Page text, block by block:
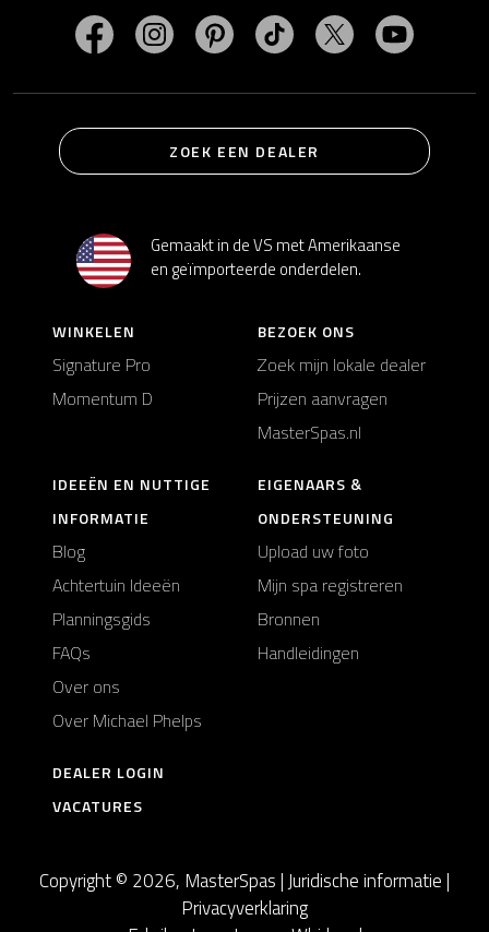
Bezoek MasterSpas op Facebook
Bezoek MasterSpas op Instagram
Bezoek MasterSpas op Pinterest
Bezoek MasterSpas op
BezoekBezoek
Gemaakt in de VS met Amerikaanse
en geïmporteerde onderdelen.
ZOEK EEN DEALER
WINKELEN
Signature Pro
Momentum D
BEZOEK ONS
Zoek mijn lokale dealer
Prijzen aanvragen
MasterSpas.nl
IDEEËN EN NUTTIGE
INFORMATIE
Blog
Achtertuin Ideeën
Planningsgids
FAQs
Over ons
Over Michael Phelps
EIGENAARS &
ONDERSTEUNING
Upload uw foto
Mijn spa registreren
Bronnen
Handleidingen
DEALER LOGIN
VACATURES
Copyright © 2026, MasterSpas |Juridische informatie|
Privacyverklaring